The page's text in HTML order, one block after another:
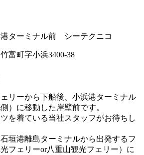
ターミナル前 シーテクニコ
富町字小浜3400‐38
リーから下船後、小浜港ターミナル
）に移動した岸壁前です。
を着ている当社スタッフがお待ちし
垣港離島ターミナルから出発するフ
フェリーor八重山観光フェリー）に